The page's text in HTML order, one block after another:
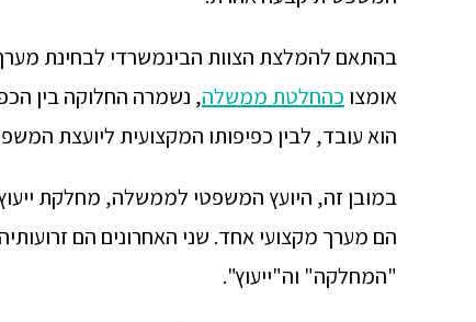
אומצו כהחלטת ממשלה, נשמרה החלוקה בין
הוא עובד, לבין כפיפותו המקצועית ליועצת
במובן זה, היועץ המשפטי לממשלה, מחלקת
הם מערך מקצועי אחד. שני האחרונים הם
"המחלקה" וה"ייעוץ".